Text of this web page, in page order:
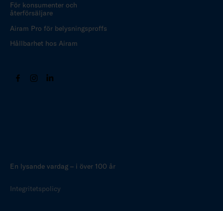
För konsumenter och
återförsäljare
Airam Pro för belysningsproffs
Hållbarhet hos Airam
En lysande vardag – i över 100 år
Integritetspolicy